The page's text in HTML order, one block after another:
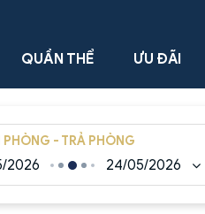
QUẦN THỂ ƯU ĐÃI
PHÒNG - TRẢ PHÒNG
2026 24/05/2026